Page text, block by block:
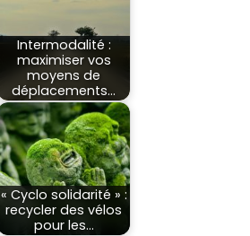
Intermodalité :
maximiser vos
moyens de
déplacements…
« Cyclo solidarité » :
recycler des vélos
pour les…